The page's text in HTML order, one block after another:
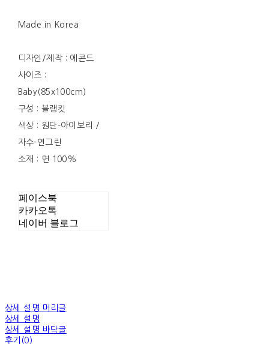
Made in Korea
디자인/제작 : 에콘드
사이즈 :
Baby(85x100cm)
구성 : 블랭킷
색상 : 원단-아이보리 /
자수-연그린
소재 : 면 100%
페이스북
카카오톡
네이버 블로그
상세 설명 머리글
상세 설명
상세 설명 바닥글
후기(0)